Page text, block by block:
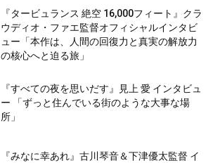
『タービュランス 絶空 16,000フィート』クラ
ウディオ・ファエ監督オフィシャルインタビ
ュー「本作は、人間の回復力と真実の解放力
の核心へと迫る旅」
『すべての夜を思いだす』見上 愛 インタビュ
ー 「ずっと住んでいる街のような大事な場
所」
『みなに幸あれ』古川琴音＆下津優太監督 イ